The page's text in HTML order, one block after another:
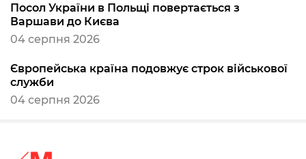
Посол України в Польщі повертається з
Варшави до Києва
04 серпня 2026
Європейська країна подовжує строк військової
служби
04 серпня 2026